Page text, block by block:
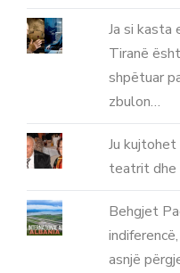
Ja si kasta
Tiranë
shpëtuar
zbulon…
Ju kujtohet
teatrit dhe
Behgjet
asnjë